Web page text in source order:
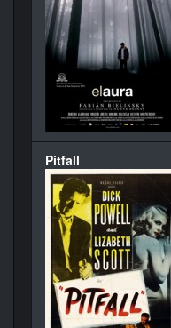
Pitfall